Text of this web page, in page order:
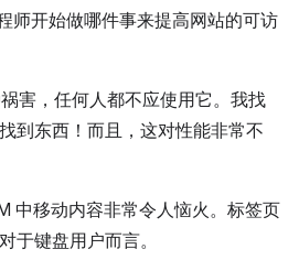
师开始做哪件事来提高网站的可访
害，任何人都不应使用它。我找
到东西！而且，这对性能非常不
中移动内容非常令人恼火。标签页
于键盘用户而言。